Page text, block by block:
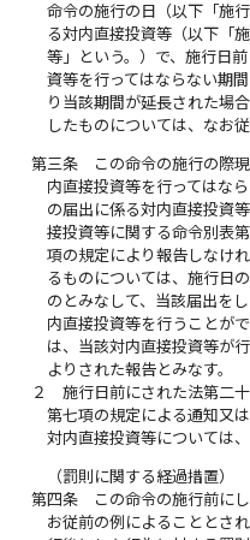
命令の施行の日（以下「施
る対内直接投資等（以下「
等」という。）で、施行日
資等を行ってはならない期
り当該期間が延長された場
したものについては、なお
第三条
この命令の施行の際
内直接投資等を行ってはな
の届出に係る対内直接投資
接投資等に関する命令別表
項の規定により報告しなけ
るものについては、施行日
のとみなして、当該届出を
内直接投資等を行うことが
は、当該対内直接投資等が
よりされた報告とみなす。
２
施行日前にされた法第二
第七項の規定による通知又
対内直接投資等については
（罰則に関する経過措置）
第四条
この命令の施行前に
お従前の例によることとさ